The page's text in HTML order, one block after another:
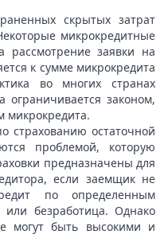
скрытых затрат
микрокредитные
рассмотрение заявки на
к сумме микрокредита
во многих странах
ограничивается законом,
микрокредита.
страхованию остаточной
проблемой, которую
предназначены для
если заемщик не
по определенным
безработица. Однако
могут быть высокими и